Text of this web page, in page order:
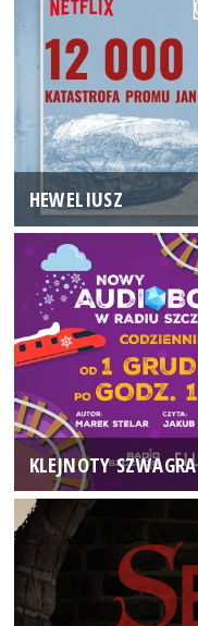
HEWELIUSZ
KLEJNOTY SZWAGRA